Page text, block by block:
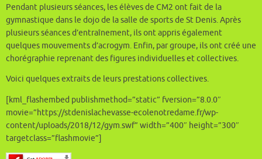
Pendant plusieurs séances, les élèves de CM2 ont fait de la
gymnastique dans le dojo de la salle de sports de St Denis. Après
plusieurs séances d’entraînement, ils ont appris également
quelques mouvements d’acrogym. Enfin, par groupe, ils ont créé une
chorégraphie reprenant des figures individuelles et collectives.
Voici quelques extraits de leurs prestations collectives.
[kml_flashembed publishmethod=”static” fversion=”8.0.0″
movie=”https://stdenislachevasse-ecolenotredame.fr/wp-
content/uploads/2018/12/gym.swf” width=”400″ height=”300″
targetclass=”flashmovie”]